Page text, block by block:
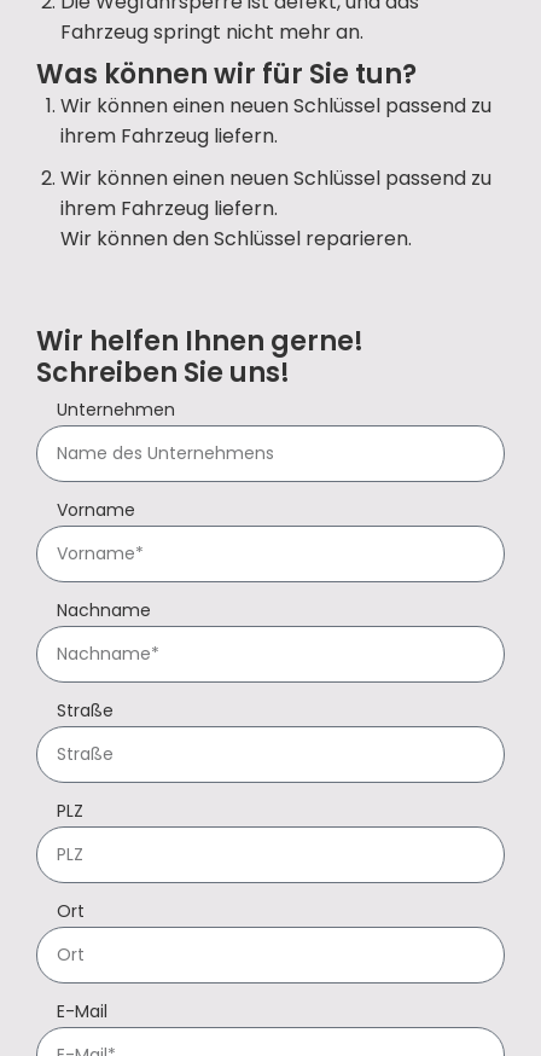
Fahrzeug springt nicht mehr an.
Was können wir für Sie tun?
Wir können einen neuen Schlüssel passend zu
ihrem Fahrzeug liefern.
Wir können einen neuen Schlüssel passend zu
ihrem Fahrzeug liefern.
Wir können den Schlüssel reparieren.
Wir helfen Ihnen gerne!
Schreiben Sie uns!
Unternehmen
Vorname
Nachname
Straße
PLZ
Ort
E-Mail